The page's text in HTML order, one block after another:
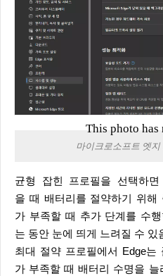
This photo has
마이크로소프트 엣
균형 잡힌 프로필을 선택하면 웹 브라우저는 플러그를 뽑
을 때 배터리를 절약하기 위해
가 부족할 때 추가 단계를 수
는 동안 눈에 띄게 느려질 수 있
최대 절약 프로필에서 Edge는
가 부족할 때 배터리 수명을